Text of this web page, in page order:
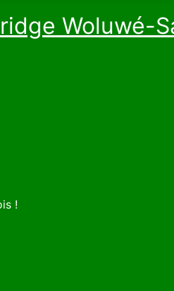
Woluwé-
!